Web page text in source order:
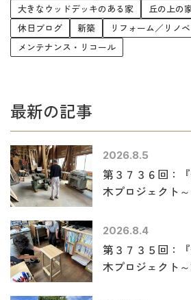
大きなウッドデッキのある家
丘の上の
休日ブログ
新築 リフォーム／リノベ
メンテナンス・リコール
最新の記事
2026.8.5
第３７３６回：
木プロジェクト
2026.8.4
第３７３５回：
木プロジェクト